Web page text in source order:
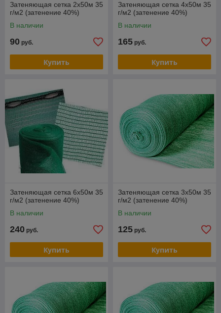
Затеняющая сетка 2х50м 35
г/м2 (затенение 40%)
В наличии
90 руб.
Купить
Затеняющая сетка 4х50м 35
г/м2 (затенение 40%)
В наличии
165 руб.
Купить
Затеняющая сетка 6х50м 35
г/м2 (затенение 40%)
В наличии
240 руб.
Купить
Затеняющая сетка 3х50м 35
г/м2 (затенение 40%)
В наличии
125 руб.
Купить